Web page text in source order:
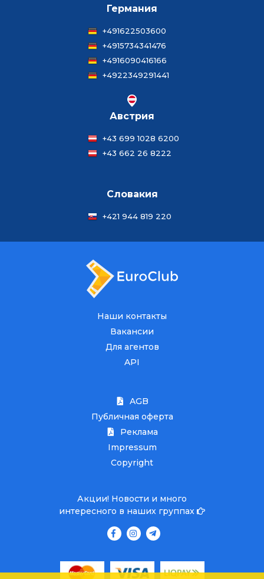
Германия
+491622503600
+4915734341476
+4916090416166
+4922349291441
Австрия
+43 699 1028 6200
+43 662 26 8222
Словакия
+421 944 819 220
Наши контакты
Вакансии
Для агентов
API
AGB
Публичная оферта
Реклама
Impressum
Copyright
Акции! Новости и много
интересного в наших группах